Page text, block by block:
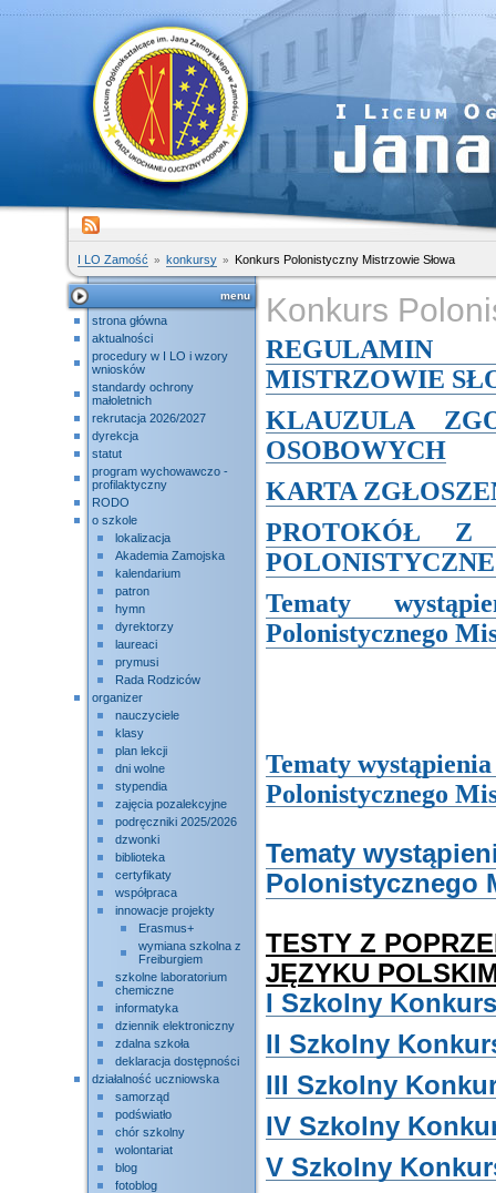
I LO Zamość konkursy Konkurs Polonistyczny Mistrzowie Słowa
Konkurs
REGULAMIN
MISTRZOWIE
KLAUZULA
OSOBOWYCH
KARTA
PROTOKÓŁ Z
Tematy
Polonistycznego
Tematy
Polonistycznego
Tematy
Polonistycznego
TESTY Z
JĘZYKU
I Szkolny
II Szkolny
III Szkolny
IV Szkolny
V Szkolny
menu
strona główna
aktualności
procedury w I LO i wzory
wniosków
standardy ochrony
małoletnich
rekrutacja 2026/2027
dyrekcja
statut
program wychowawczo -
profilaktyczny
RODO
o szkole
lokalizacja
Akademia Zamojska
kalendarium
patron
hymn
dyrektorzy
laureaci
prymusi
Rada Rodziców
organizer
nauczyciele
klasy
plan lekcji
dni wolne
stypendia
zajęcia pozalekcyjne
podręczniki 2025/2026
dzwonki
biblioteka
certyfikaty
współpraca
innowacje projekty
Erasmus+
wymiana szkolna z
Freiburgiem
szkolne laboratorium
chemiczne
informatyka
dziennik elektroniczny
zdalna szkoła
deklaracja dostępności
działalność uczniowska
samorząd
podświatło
chór szkolny
wolontariat
blog
fotoblog